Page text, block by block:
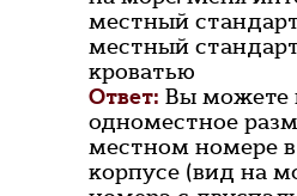
местный
местный
кроватью
Ответ: Вы можете
одноместное
местном номере
корпусе (вид на